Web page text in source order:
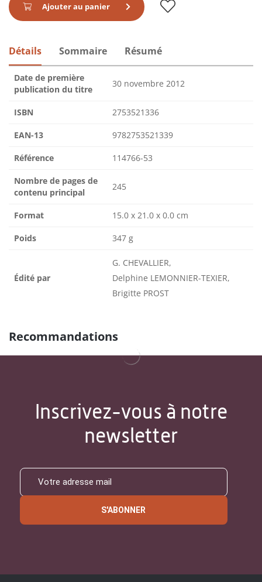
Ajouter au panier
Détails Sommaire Résumé
Date de première
publication du titre
30 novembre 2012
ISBN 2753521336
EAN-13 9782753521339
Référence 114766-53
Nombre de pages de
contenu principal
245
Format 15.0 x 21.0 x 0.0 cm
Poids 347 g
Édité par
G. CHEVALLIER,
Delphine LEMONNIER-TEXIER,
Brigitte PROST
Recommandations
Inscrivez-vous à notre
newsletter
S'ABONNER